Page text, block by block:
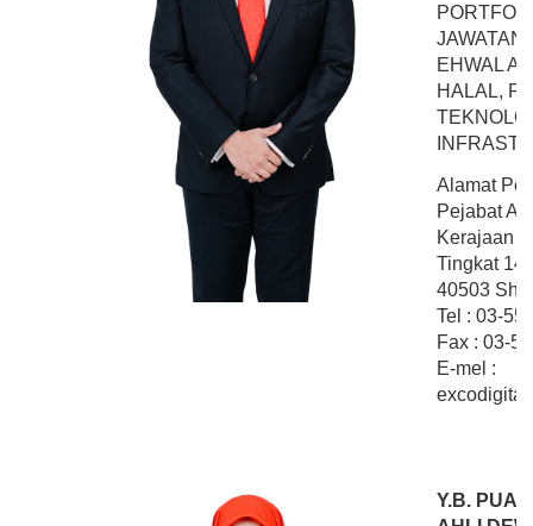
EHWAL
HALAL,
Alamat
Pejabat
Kerajaan
Tingkat
40503
Tel : 03-
Fax : 03-
E-mel :
Y.B.